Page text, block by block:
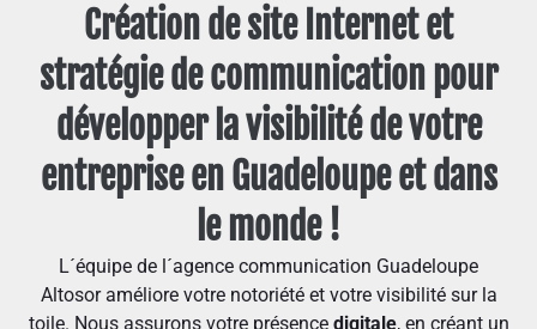
Création de site Internet et
stratégie de communication pour
développer la visibilité de votre
entreprise en Guadeloupe et dans
le monde !
L´équipe de l´agence communication Guadeloupe
Altosor améliore votre notoriété et votre visibilité sur la
toile. Nous assurons votre présence digitale, en créant un